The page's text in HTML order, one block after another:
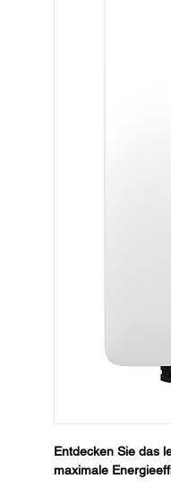
Entdecken Sie das
maximale